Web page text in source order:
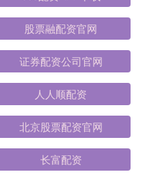
股票融配资官网
证券配资公司官网
人人顺配资
北京股票配资官网
长富配资